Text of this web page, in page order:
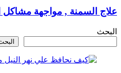
علاج السمنة , مواجهة مشاكل
البحث